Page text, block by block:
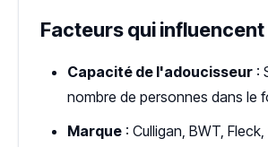
Facteurs qui influencent
Capacité de l'adoucisseur :
nombre de personnes dans le
Marque : Culligan, BWT,